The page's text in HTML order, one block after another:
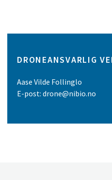
DRONEANSVARLIG
Aase Vilde Follinglo
E-post: drone@nibio.no